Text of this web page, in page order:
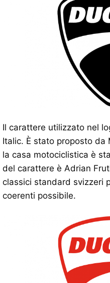
Il carattere utilizzato nel
Italic. È stato proposto da
la casa motociclistica è
del carattere è Adrian
classici standard svizzeri
coerenti possibile.